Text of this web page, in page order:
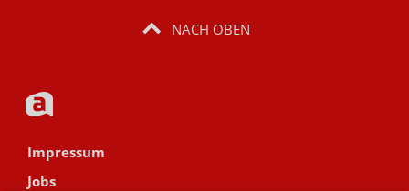
NACH OBEN
Impressum
Jobs